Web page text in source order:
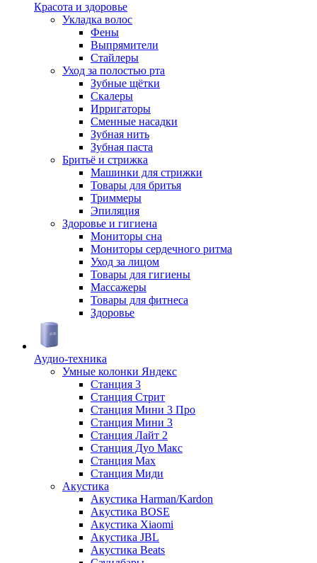
Красота и здоровье
Укладка волос
Фены
Выпрямители
Стайлеры
Уход за полостью рта
Зубные щётки
Скалеры
Ирригаторы
Сменные насадки
Зубная нить
Зубная паста
Бритьё и стрижка
Машинки для стрижки
Товары для бритья
Триммеры
Эпиляция
Здоровье и гигиена
Мониторы сна
Мониторы сердечного ритма
Уход за лицом
Товары для гигиены
Массажеры
Товары для фитнеса
Здоровье
Аудио-техника
Умные колонки Яндекс
Станция 3
Станция Стрит
Станция Мини 3 Про
Станция Мини 3
Станция Лайт 2
Станция Дуо Макс
Станция Max
Станция Миди
Акустика
Акустика Harman/Kardon
Акустика BOSE
Акустика Xiaomi
Акустика JBL
Акустика Beats